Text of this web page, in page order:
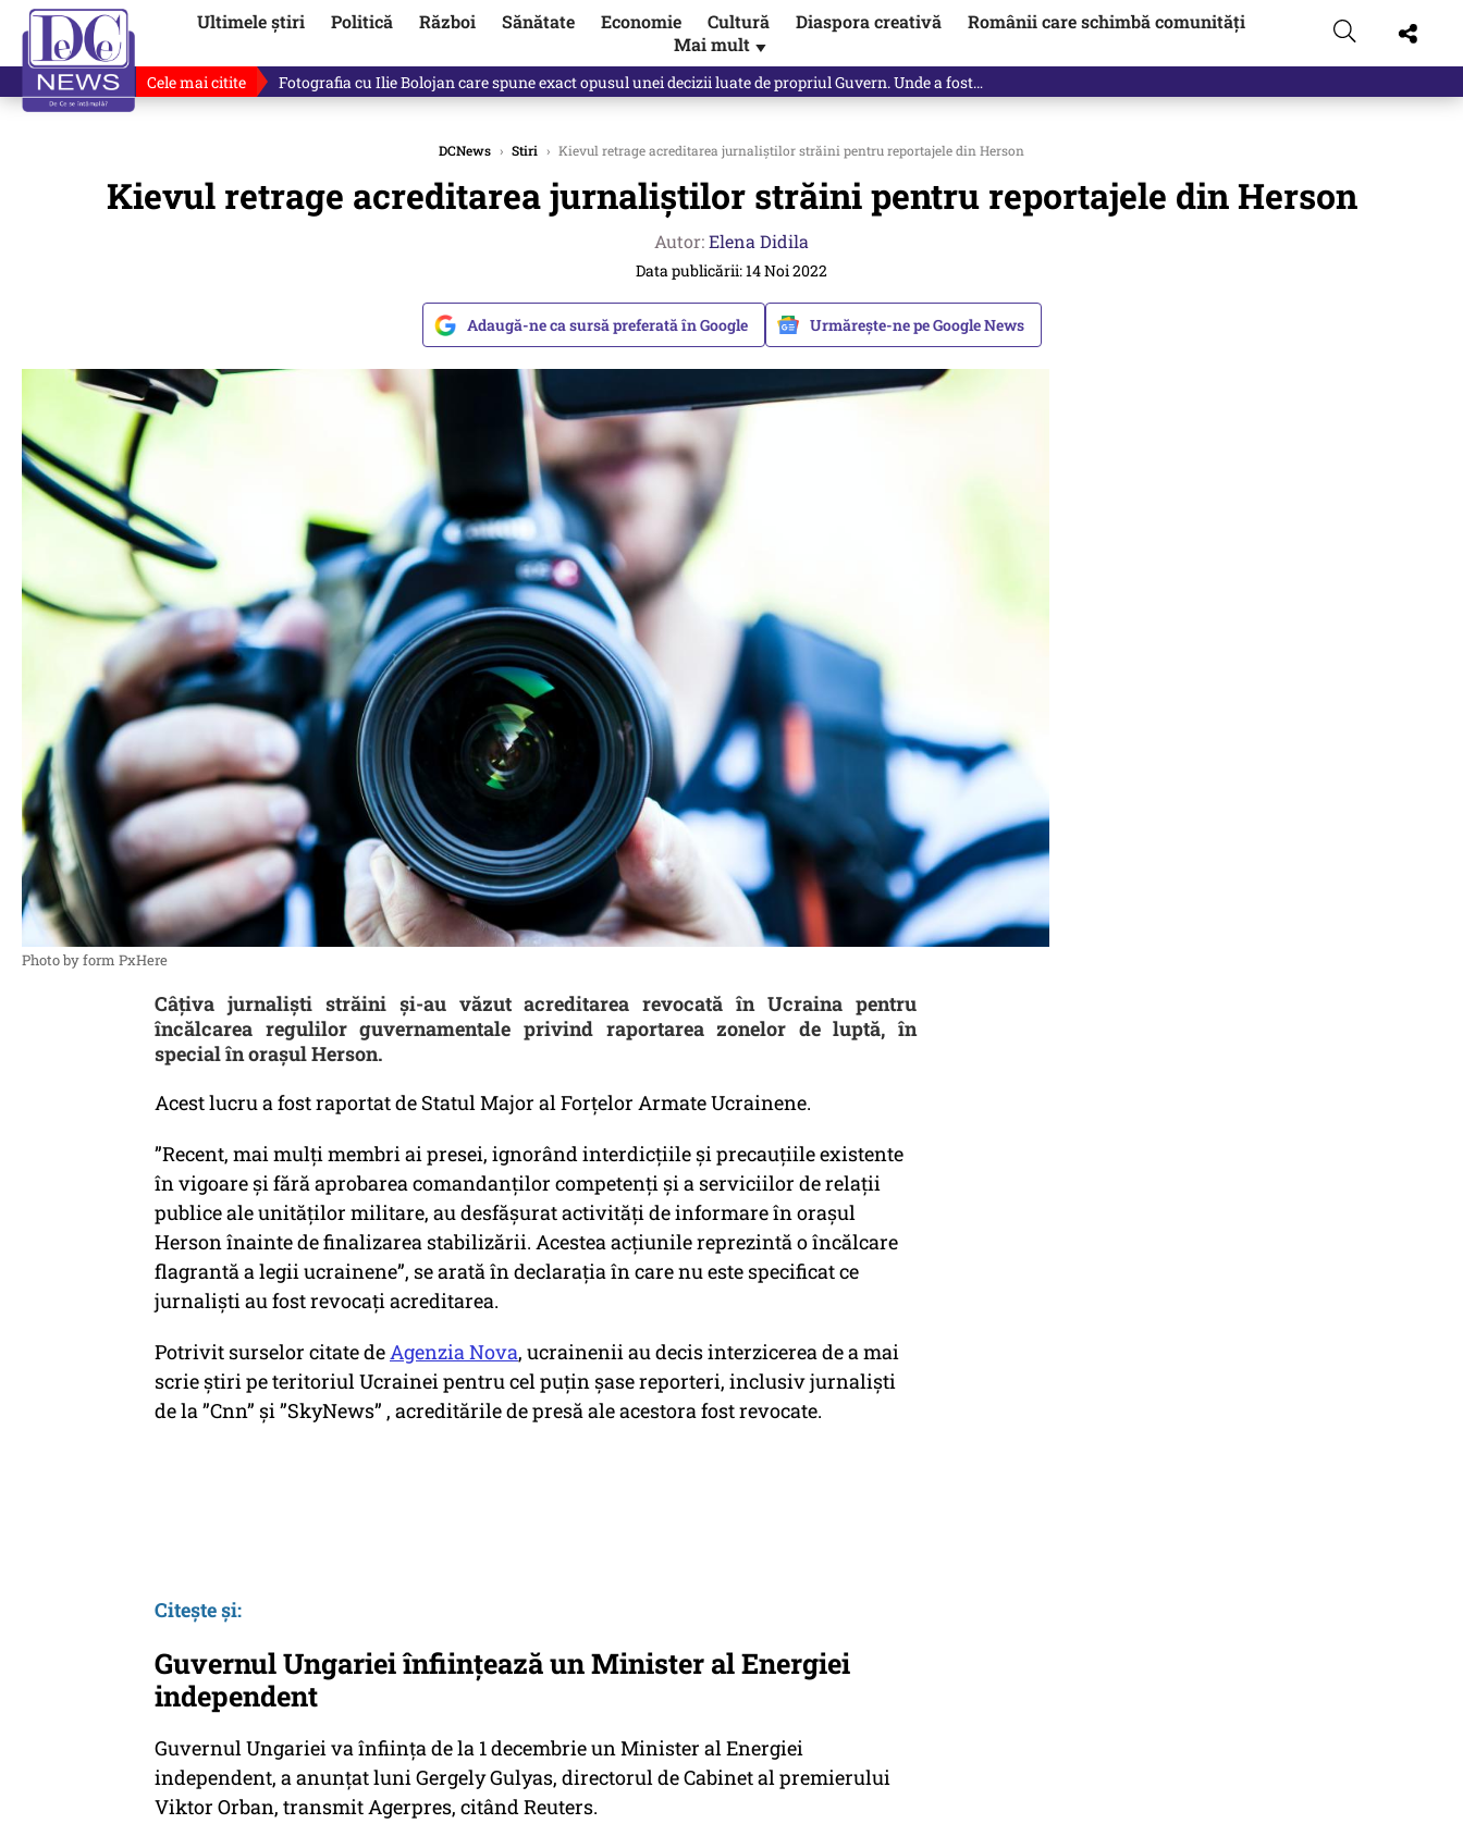
Ultimele știri Politică Război Sănătate Economie Cultură Diaspora creativă
Românii care schimbă comunități
Mai mult ▼
Cele mai citite Răzvan Dumitrescu îi cere scuze, public, lui Ilie Bolojan / video
DCNews › Stiri › Kievul retrage acreditarea jurnaliştilor străini pentru reportajele din Herson
Kievul retrage acreditarea jurnaliştilor străini pentru reportajele din Herson
Autor:Elena Didila
Data publicării: 14 Noi 2022
Adaugă-ne ca sursă preferată în Google Urmărește-ne pe Google News
Photo by form PxHere
Câțiva jurnaliști străini și-au văzut acreditarea revocată în Ucraina pentru
încălcarea regulilor guvernamentale privind raportarea zonelor de luptă, în
special în orașul Herson.
Acest lucru a fost raportat de Statul Major al Forțelor Armate Ucrainene.
”Recent, mai mulți membri ai presei, ignorând interdicțiile și precauțiile existente
în vigoare și fără aprobarea comandanților competenți și a serviciilor de relații
publice ale unităților militare, au desfășurat activități de informare în orașul
Herson înainte de finalizarea stabilizării. Acestea acțiunile reprezintă o încălcare
flagrantă a legii ucrainene”, se arată în declarația în care nu este specificat ce
jurnaliști au fost revocați acreditarea.
Potrivit surselor citate deAgenzia Nova, ucrainenii au decis interzicerea de a mai
scrie știri pe teritoriul Ucrainei pentru cel puțin șase reporteri, inclusiv jurnaliști
de la ”Cnn” și ”SkyNews” , acreditările de presă ale acestora fost revocate.
Citește și:
Guvernul Ungariei înfiinţează un Minister al Energiei
independent
Guvernul Ungariei va înfiinţa de la 1 decembrie un Minister al Energiei
independent, a anunţat luni Gergely Gulyas, directorul de Cabinet al premierului
Viktor Orban, transmit Agerpres, citând Reuters.